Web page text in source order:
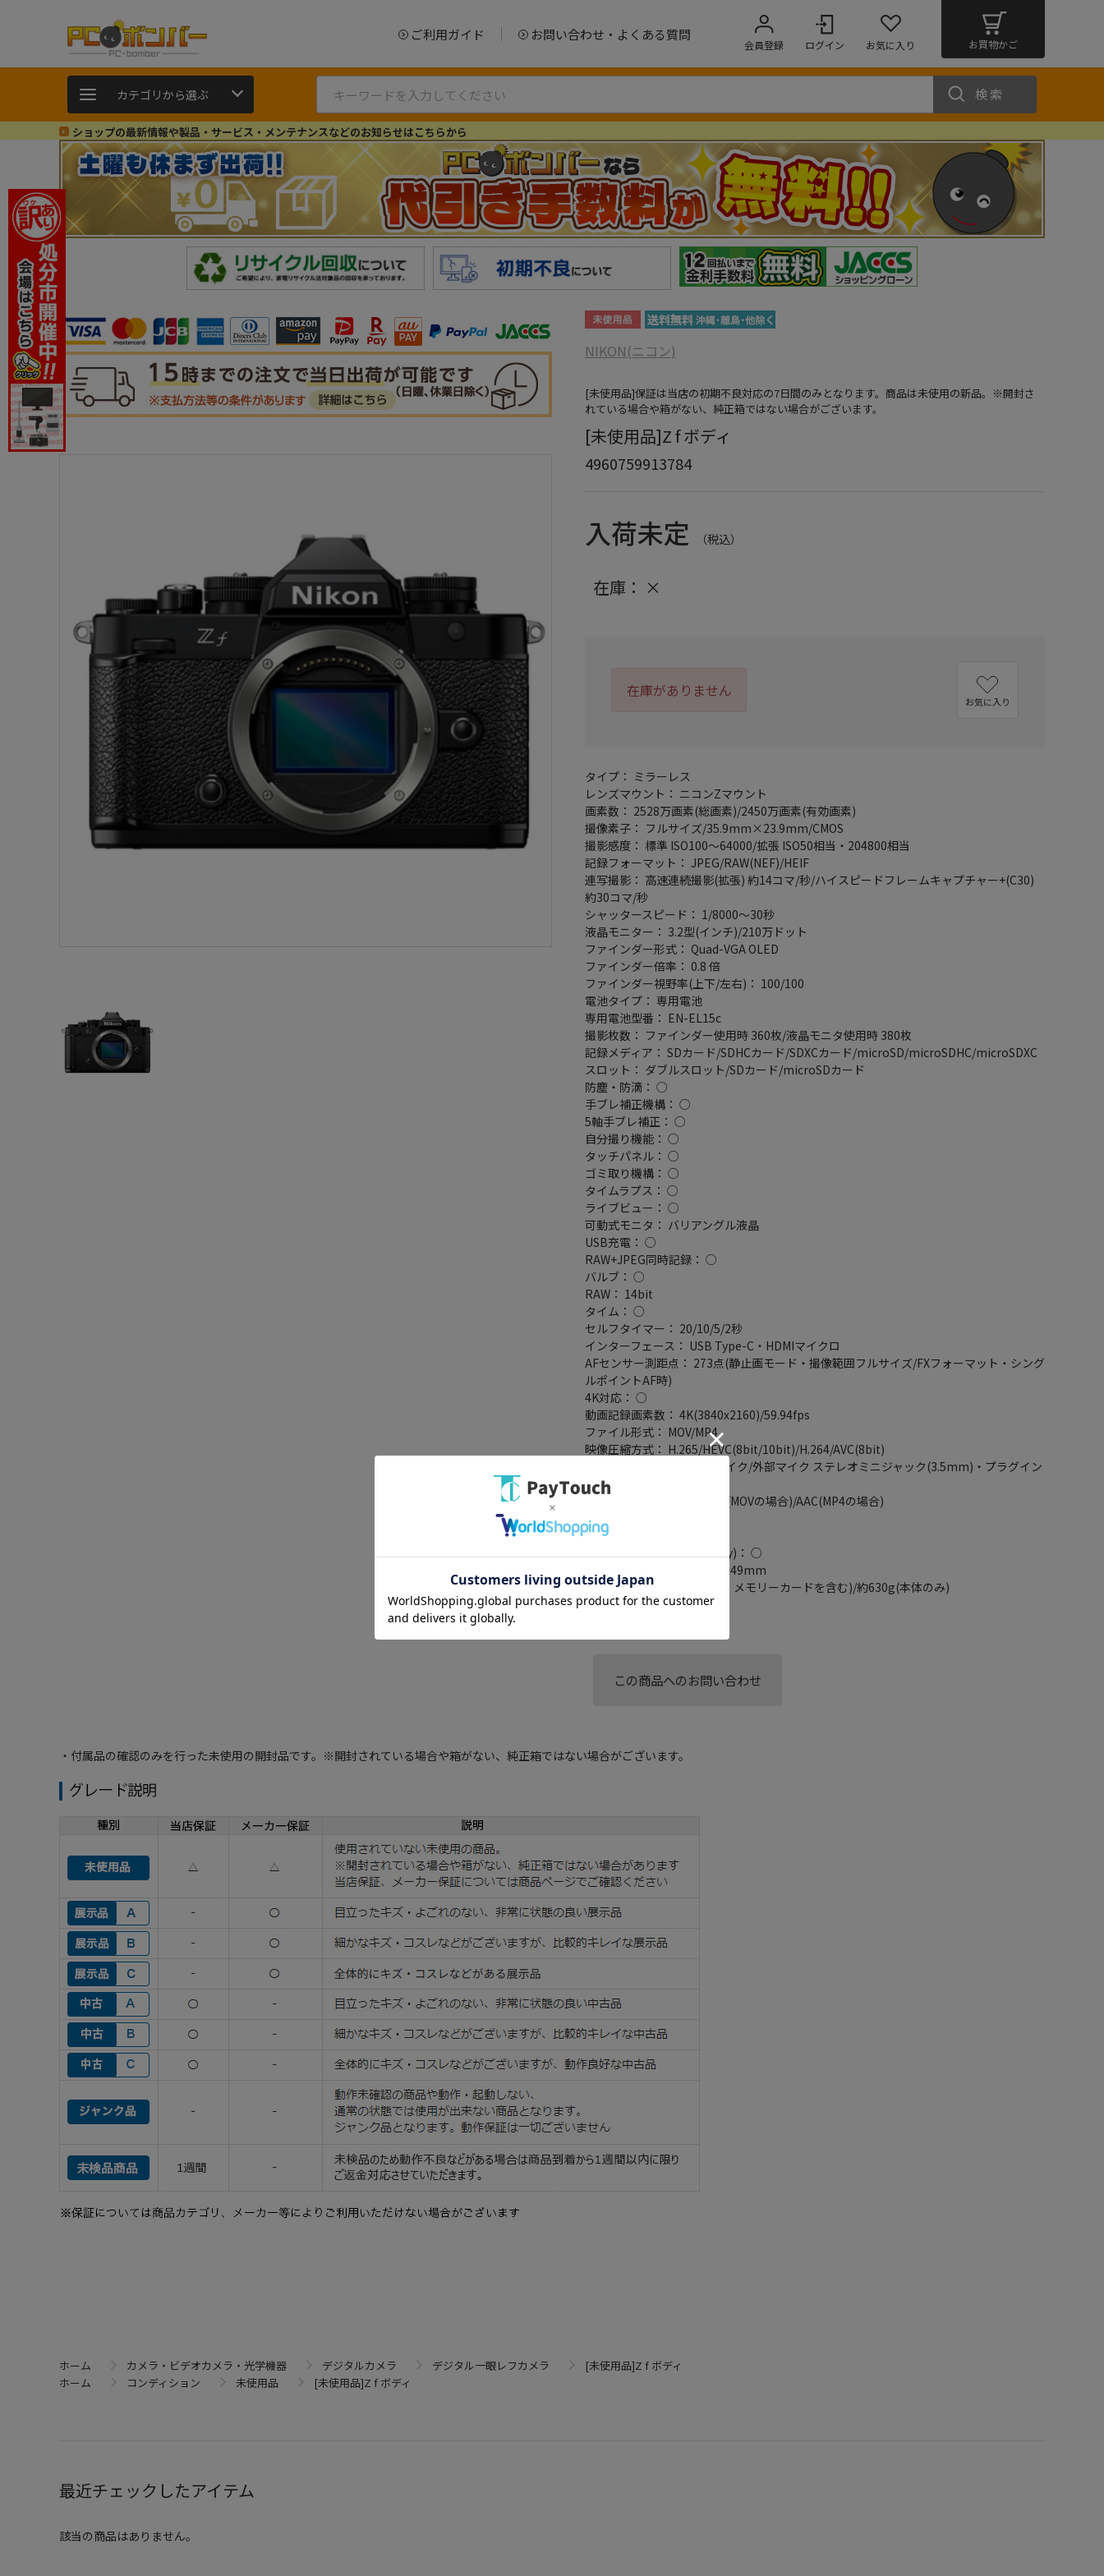
ご利用ガイド お問い合わせ・よくある質問
会員登録 ログイン お気に入り お買物かご
カテゴリから選ぶ 検索
ショップの最新情報や製品・サービス・メンテナンスなどのお知らせはこちらから
NIKON(ニコン)
[未使用品]保証は当店の初期不良対応の7日間のみとなります。商品は未使用の新品。※開封さ
れている場合や箱がない、純正箱ではない場合がございます。
[未使用品]Z f ボディ
4960759913784
入荷未定 （税込）
在庫： ×
在庫がありません
お気に入り
タイプ： ミラーレス
レンズマウント： ニコンZマウント
画素数： 2528万画素(総画素)/2450万画素(有効画素)
撮像素子： フルサイズ/35.9mm×23.9mm/CMOS
撮影感度： 標準 ISO100～64000/拡張 ISO50相当・204800相当
記録フォーマット： JPEG/RAW(NEF)/HEIF
連写撮影： 高速連続撮影(拡張) 約14コマ/秒/ハイスピードフレームキャプチャー+(C30)
約30コマ/秒
シャッタースピード： 1/8000～30秒
液晶モニター： 3.2型(インチ)/210万ドット
ファインダー形式： Quad-VGA OLED
ファインダー倍率： 0.8 倍
ファインダー視野率(上下/左右)： 100/100
電池タイプ： 専用電池
専用電池型番： EN-EL15c
撮影枚数： ファインダー使用時 360枚/液晶モニタ使用時 380枚
記録メディア： SDカード/SDHCカード/SDXCカード/microSD/microSDHC/microSDXC
スロット： ダブルスロット/SDカード/microSDカード
防塵・防滴： ○
手ブレ補正機構： ○
5軸手ブレ補正： ○
自分撮り機能： ○
タッチパネル： ○
ゴミ取り機構： ○
タイムラプス： ○
ライブビュー： ○
可動式モニタ： バリアングル液晶
USB充電： ○
RAW+JPEG同時記録： ○
バルブ： ○
RAW： 14bit
タイム： ○
セルフタイマー： 20/10/5/2秒
インターフェース： USB Type-C・HDMIマイクロ
AFセンサー測距点： 273点(静止画モード・撮像範囲フルサイズ/FXフォーマット・シング
ルポイントAF時)
4K対応： ○
動画記録画素数： 4K(3840x2160)/59.94fps
ファイル形式： MOV/MP4
映像圧縮方式： H.265/HEVC(8bit/10bit)/H.264/AVC(8bit)
音声録音： 内蔵ステレオマイク/外部マイク ステレオミニジャック(3.5mm)・プラグイン
パワーマイク対応
音声記録方式： リニアPCM(MOVの場合)/AAC(MP4の場合)
Wi-Fi： ○
Bluetooth： Bluetooth 5.0
BLE(BluetoothLow Energy)： ○
幅x高さx奥行き： 144x103x49mm
重量： 約710g(バッテリー・メモリーカードを含む)/約630g(本体のみ)
付属レンズ： 無(本体のみ)
この商品へのお問い合わせ
・付属品の確認のみを行った未使用の開封品です。※開封されている場合や箱がない、純正箱ではない場合がございます。
ホーム カメラ・ビデオカメラ・光学機器 デジタルカメラ デジタル一眼レフカメラ
[未使用品]Z f ボディ
ホーム
コンディション 未使用品 [未使用品]Z f ボディ
最近チェックしたアイテム
該当の商品はありません。